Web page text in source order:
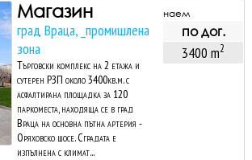
Магазин
град Враца, _промишлена
зона
Търговски комплекс на 2 етажа и
сутерен РЗП около 3400кв.м. с
асфалтирана площадка за 120
паркоместа, находяща се в град
Враца на основна пътна артерия -
Оряховско шосе. Сградата е
изпълнена с климат...
наем
по дог.
3400 m2